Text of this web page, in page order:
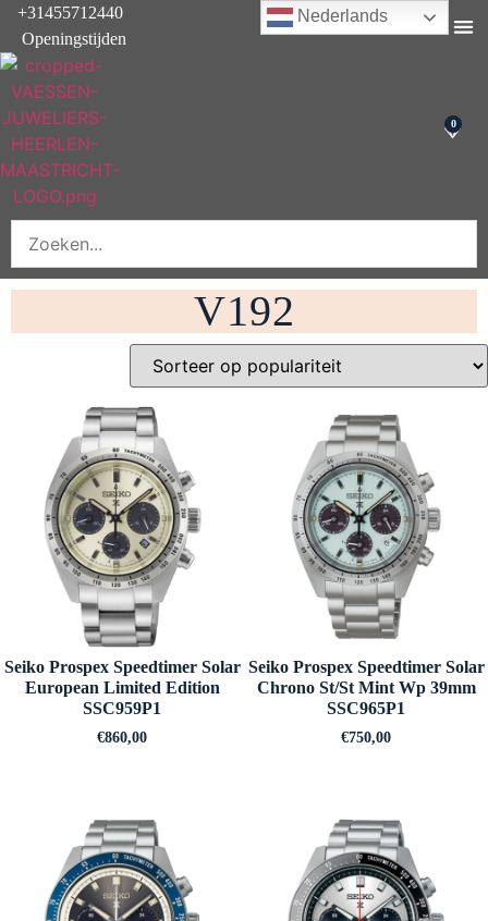
+31455712440
Openingstijden
0
V192
Seiko Prospex Speedtimer Solar
European Limited Edition
SSC959P1
€860,00
Seiko Prospex Speedtimer Solar
Chrono St/St Mint Wp 39mm
SSC965P1
€750,00
Nederlands